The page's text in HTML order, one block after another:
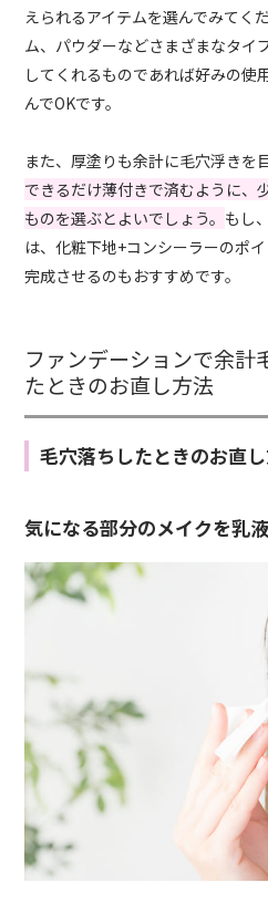
えられるアイテムを選んでみてく
ム、パウダーなどさまざまなタイ
してくれるものであれば好みの使
んでOKです。
また、厚塗りも余計に毛穴浮きを
できるだけ薄付きで済むように、
ものを選ぶとよいでしょう。 もし
は、化粧下地+コンシーラーのポ
完成させるのもおすすめです。
ファンデーションで余計
たときのお直し方法
毛穴落ちしたときのお直
気になる部分のメイクを乳